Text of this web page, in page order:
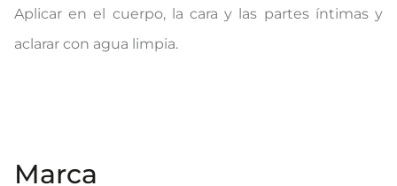
Aplicar en el cuerpo, la cara y las partes íntimas y
aclarar con agua limpia.
Marca